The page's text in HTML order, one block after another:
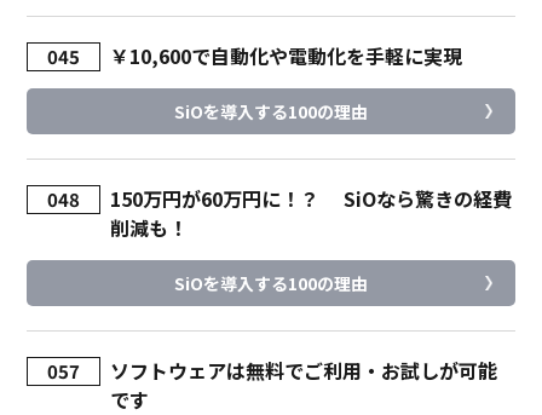
045 ￥10,600で自動化や電動化を手軽に実現
SiOを導入する100の理由
048
150万円が60万円に！？ SiOなら驚きの経費
削減も！
SiOを導入する100の理由
057
ソフトウェアは無料でご利用・お試しが可能
です